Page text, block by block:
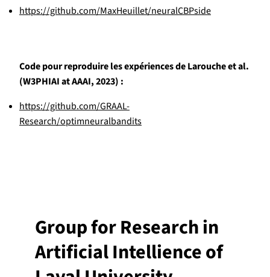
https://github.com/MaxHeuillet/neuralCBPside
Code pour reproduire les expériences de Larouche et al.
(W3PHIAI at AAAI, 2023) :
https://github.com/GRAAL-
Research/optimneuralbandits
Group for Research in
Artificial Intellience of